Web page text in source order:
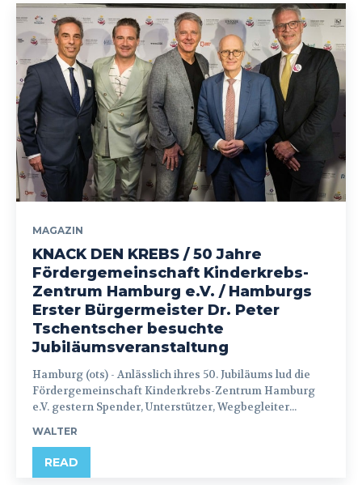
MAGAZIN
KNACK DEN KREBS / 50 Jahre
Fördergemeinschaft Kinderkrebs-
Zentrum Hamburg e.V. / Hamburgs
Erster Bürgermeister Dr. Peter
Tschentscher besuchte
Jubiläumsveranstaltung
Hamburg (ots) - Anlässlich ihres 50. Jubiläums lud die
Fördergemeinschaft Kinderkrebs-Zentrum Hamburg
e.V. gestern Spender, Unterstützer, Wegbegleiter...
WALTER
READ